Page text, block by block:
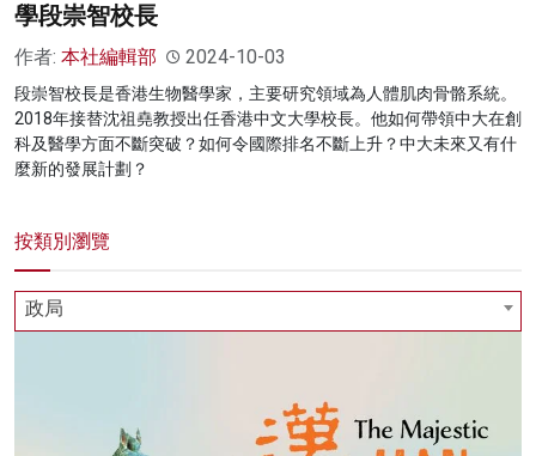
學段崇智校長
作者: 本社編輯部 2024-10-03
段崇智校長是香港生物醫學家，主要研究領域為人體肌肉骨骼系統。
2018年接替沈祖堯教授出任香港中文大學校長。他如何帶領中大在創
科及醫學方面不斷突破？如何令國際排名不斷上升？中大未來又有什
麼新的發展計劃？
按類別瀏覽
政局